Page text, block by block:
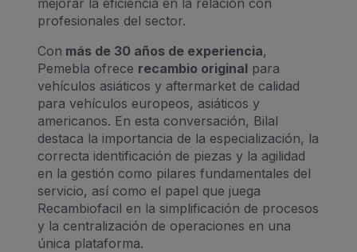
profesionales del sector.
Con más de 30 años de experiencia,
Pemebla ofrece recambio original para
vehículos asiáticos y aftermarket de calidad
para vehículos europeos, asiáticos y
americanos. En esta conversación, Bilal
destaca la importancia de la especialización, la
correcta identificación de piezas y la agilidad
en la gestión como pilares fundamentales del
servicio, así como el papel que juega
Recambiofacil en la simplificación de procesos
y la centralización de operaciones en una
única plataforma.